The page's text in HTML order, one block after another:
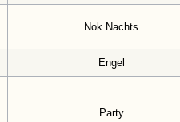
Nok Nachts
Engel
Party